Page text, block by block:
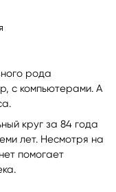
рода
с компьютерами. А
круг за 84 года
лет. Несмотря на
помогает